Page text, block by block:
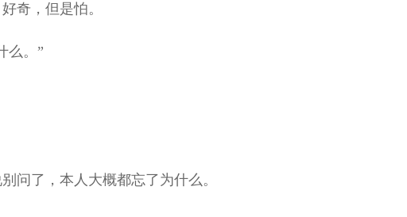
奇，但是怕。
么。”
问了，本人大概都忘了为什么。